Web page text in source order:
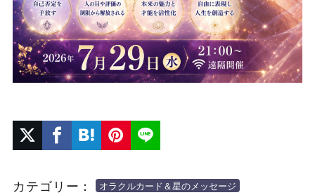
カテゴリー： オラクルカード＆星のメッセージ